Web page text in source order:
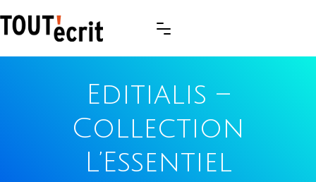
Editialis –
Collection
L’Essentiel